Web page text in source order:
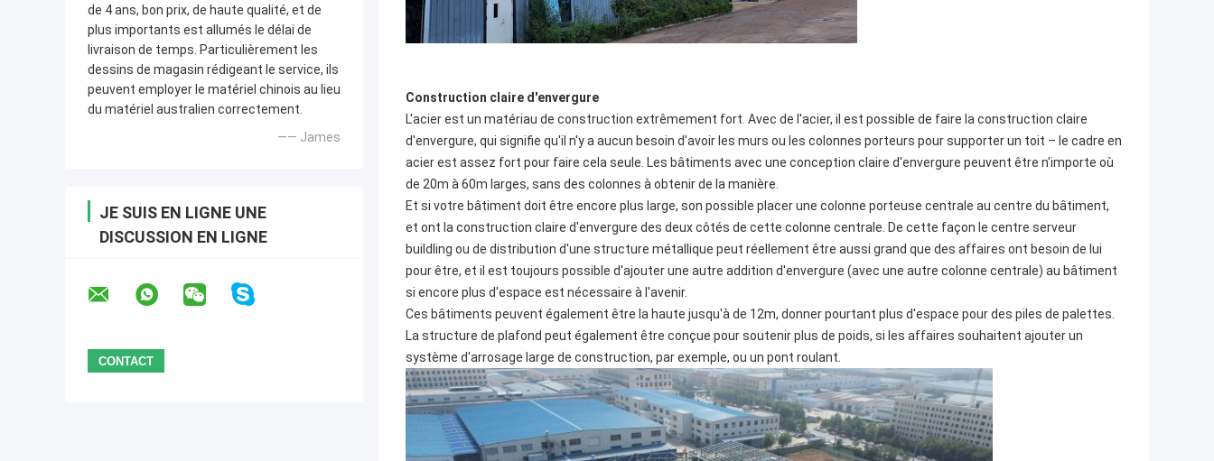
de 4 ans, bon prix, de haute qualité, et de
plus importants est allumés le délai de
livraison de temps. Particulièrement les
dessins de magasin rédigeant le service, ils
peuvent employer le matériel chinois au lieu
du matériel australien correctement.
—— James
JE SUIS EN LIGNE UNE
DISCUSSION EN LIGNE
Construction claire d'envergure
L'acier est un matériau de construction extrêmement fort. Avec de l'acier, il est possible de faire la construction claire
d'envergure, qui signifie qu'il n'y a aucun besoin d'avoir les murs ou les colonnes porteurs pour supporter un toit – le cadre en
acier est assez fort pour faire cela seule. Les bâtiments avec une conception claire d'envergure peuvent être n'importe où
de 20m à 60m larges, sans des colonnes à obtenir de la manière.
Et si votre bâtiment doit être encore plus large, son possible placer une colonne porteuse centrale au centre du bâtiment,
et ont la construction claire d'envergure des deux côtés de cette colonne centrale. De cette façon le centre serveur
buildling ou de distribution d'une structure métallique peut réellement être aussi grand que des affaires ont besoin de lui
pour être, et il est toujours possible d'ajouter une autre addition d'envergure (avec une autre colonne centrale) au bâtiment
si encore plus d'espace est nécessaire à l'avenir.
Ces bâtiments peuvent également être la haute jusqu'à de 12m, donner pourtant plus d'espace pour des piles de palettes.
La structure de plafond peut également être conçue pour soutenir plus de poids, si les affaires souhaitent ajouter un
système d'arrosage large de construction, par exemple, ou un pont roulant.